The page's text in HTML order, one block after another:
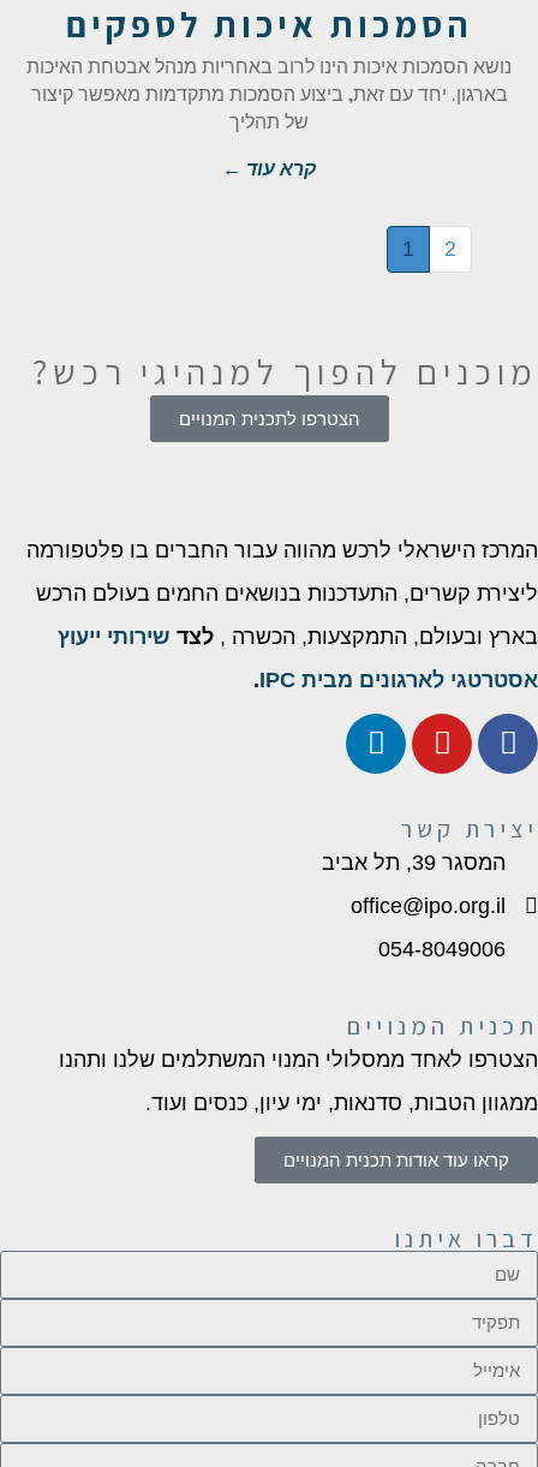
הסמכות איכות לספקים
נושא הסמכות איכות הינו לרוב באחריות מנהל אבטחת האיכות
בארגון. יחד עם זאת, ביצוע הסמכות מתקדמות מאפשר קיצור
של תהליך
קרא עוד ←
1 2
מוכנים להפוך למנהיגי רכש?
הצטרפו לתכנית המנויים
המרכז הישראלי לרכש מהווה עבור החברים בו פלטפורמה
ליצירת קשרים, התעדכנות בנושאים החמים בעולם הרכש
בארץ ובעולם, התמקצעות, הכשרה , לצד שירותי ייעוץ
אסטרטגי לארגונים מבית IPC
.
יצירת קשר
המסגר 39, תל אביב
office@ipo.org.il
054-8049006
תכנית המנויים
הצטרפו לאחד ממסלולי המנוי המשתלמים שלנו ותהנו
ממגוון הטבות, סדנאות, ימי עיון, כנסים ועוד.
קראו עוד אודות תכנית המנויים
דברו איתנו